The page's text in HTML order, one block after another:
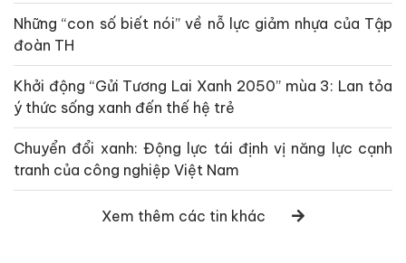
Những “con số biết nói” về nỗ lực giảm nhựa của Tập
đoàn TH
Khởi động “Gửi Tương Lai Xanh 2050” mùa 3: Lan tỏa
ý thức sống xanh đến thế hệ trẻ
Chuyển đổi xanh: Động lực tái định vị năng lực cạnh
tranh của công nghiệp Việt Nam
Xem thêm các tin khác